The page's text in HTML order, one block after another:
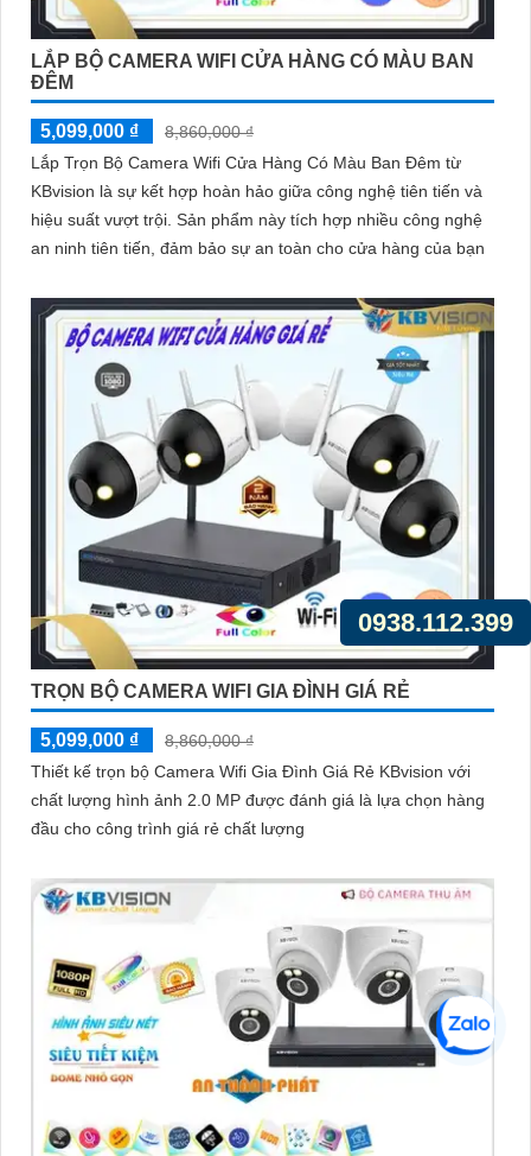
LẮP BỘ CAMERA WIFI CỬA HÀNG CÓ MÀU BAN
ĐÊM
5,099,000 ₫
8,860,000 ₫
Lắp Trọn Bộ Camera Wifi Cửa Hàng Có Màu Ban Đêm từ
KBvision là sự kết hợp hoàn hảo giữa công nghệ tiên tiến và
hiệu suất vượt trội. Sản phẩm này tích hợp nhiều công nghệ
an ninh tiên tiến, đảm bảo sự an toàn cho cửa hàng của bạn
TRỌN BỘ CAMERA WIFI GIA ĐÌNH GIÁ RẺ
5,099,000 ₫
8,860,000 ₫
Thiết kế trọn bộ Camera Wifi Gia Đình Giá Rẻ KBvision với
chất lượng hình ảnh 2.0 MP được đánh giá là lựa chọn hàng
đầu cho công trình giá rẻ chất lượng
0938.112.399